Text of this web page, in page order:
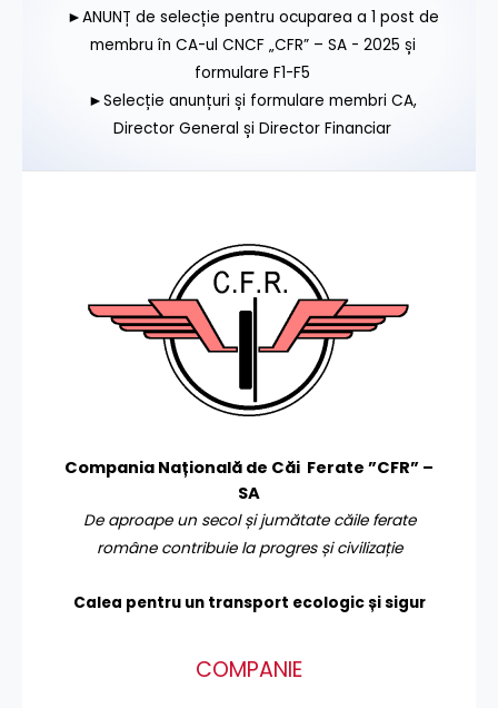
►ANUNȚ de selecție pentru ocuparea a 1 post de
membru în CA-ul CNCF „CFR” – SA - 2025 și
formulare F1-F5
►Selecție anunțuri și formulare membri CA,
Director General și Director Financiar
Compania Națională de Căi Ferate ”CFR” –
SA
De aproape un secol și jumătate căile ferate
române contribuie la progres și civilizație
Calea pentru un transport ecologic și sigur
COMPANIE